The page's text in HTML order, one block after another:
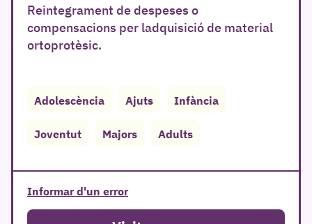
Reintegrament de despeses o
compensacions per ladquisició de material
ortoprotèsic.
Adolescència Ajuts Infància
Joventut Majors Adults
Informar d'un error